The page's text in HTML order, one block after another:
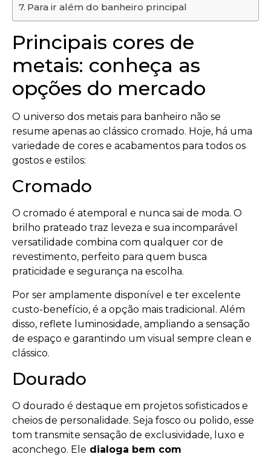
Para ir além do banheiro principal
Principais cores de
metais: conheça as
opções do mercado
O universo dos metais para banheiro não se
resume apenas ao clássico cromado. Hoje, há uma
variedade de cores e acabamentos para todos os
gostos e estilos:
Cromado
O cromado é atemporal e nunca sai de moda. O
brilho prateado traz leveza e sua incomparável
versatilidade combina com qualquer cor de
revestimento, perfeito para quem busca
praticidade e segurança na escolha.
Por ser amplamente disponível e ter excelente
custo-benefício, é a opção mais tradicional. Além
disso, reflete luminosidade, ampliando a sensação
de espaço e garantindo um visual sempre clean e
clássico.
Dourado
O dourado é destaque em projetos sofisticados e
cheios de personalidade. Seja fosco ou polido, esse
tom transmite sensação de exclusividade, luxo e
aconchego. Ele dialoga bem com